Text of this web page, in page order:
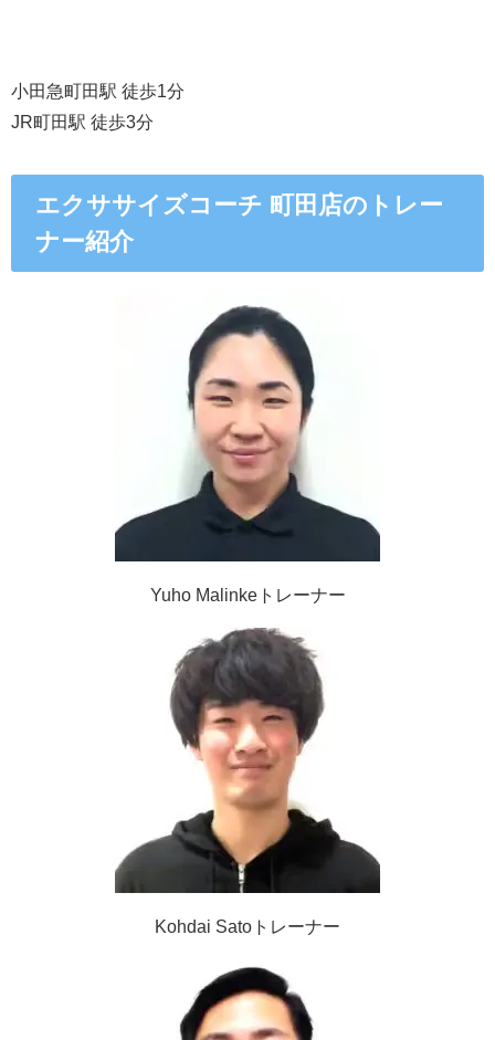
小田急町田駅 徒歩1分
JR町田駅 徒歩3分
エクササイズコーチ 町田店のトレー
ナー紹介
Yuho Malinkeトレーナー
Kohdai Satoトレーナー